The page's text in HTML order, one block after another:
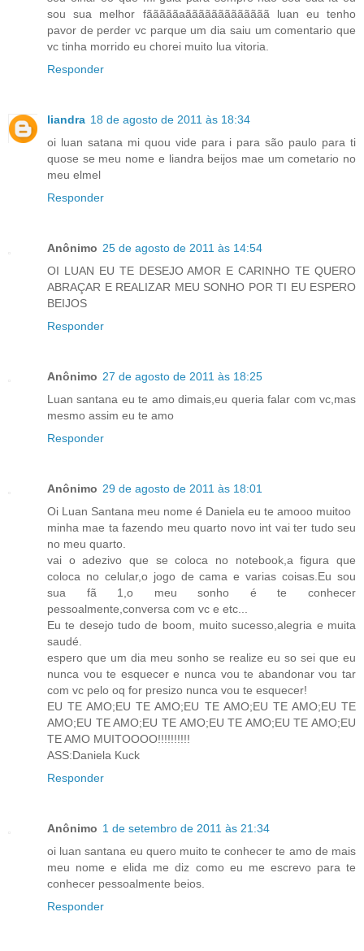
sou sua melhor fãããããaããããããããããããã luan eu tenho
pavor de perder vc parque um dia saiu um comentario que
vc tinha morrido eu chorei muito lua vitoria.
Responder
liandra 18 de agosto de 2011 às 18:34
oi luan satana mi quou vide para i para são paulo para ti
quose se meu nome e liandra beijos mae um cometario no
meu elmel
Responder
Anônimo 25 de agosto de 2011 às 14:54
OI LUAN EU TE DESEJO AMOR E CARINHO TE QUERO
ABRAÇAR E REALIZAR MEU SONHO POR TI EU ESPERO
BEIJOS
Responder
Anônimo 27 de agosto de 2011 às 18:25
Luan santana eu te amo dimais,eu queria falar com vc,mas
mesmo assim eu te amo
Responder
Anônimo 29 de agosto de 2011 às 18:01
Oi Luan Santana meu nome é Daniela eu te amooo muitoo
minha mae ta fazendo meu quarto novo int vai ter tudo seu
no meu quarto.
vai o adezivo que se coloca no notebook,a figura que
coloca no celular,o jogo de cama e varias coisas.Eu sou
sua fã 1,o meu sonho é te conhecer
pessoalmente,conversa com vc e etc...
Eu te desejo tudo de boom, muito sucesso,alegria e muita
saudé.
espero que um dia meu sonho se realize eu so sei que eu
nunca vou te esquecer e nunca vou te abandonar vou tar
com vc pelo oq for presizo nunca vou te esquecer!
EU TE AMO;EU TE AMO;EU TE AMO;EU TE AMO;EU TE
AMO;EU TE AMO;EU TE AMO;EU TE AMO;EU TE AMO;EU
TE AMO MUITOOOO!!!!!!!!!!
ASS:Daniela Kuck
Responder
Anônimo 1 de setembro de 2011 às 21:34
oi luan santana eu quero muito te conhecer te amo de mais
meu nome e elida me diz como eu me escrevo para te
conhecer pessoalmente beios.
Responder